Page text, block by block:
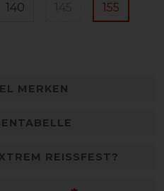
140 155
MERKEN
REISSFEST?